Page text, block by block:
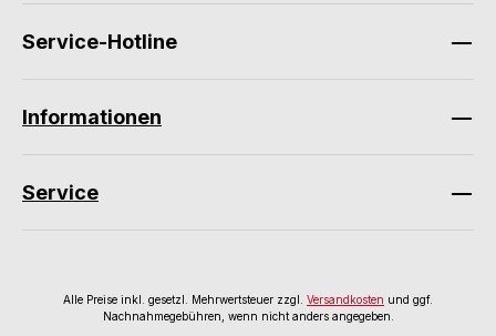
Service-Hotline
Informationen
Service
Alle Preise inkl. gesetzl. Mehrwertsteuer zzgl. Versandkosten und ggf.
Nachnahmegebühren, wenn nicht anders angegeben.